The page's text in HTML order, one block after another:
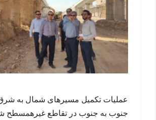
عملیات تکمیل مسیرهای شمال به
جنوب به جنوب در تقاطع غیرهمسطح